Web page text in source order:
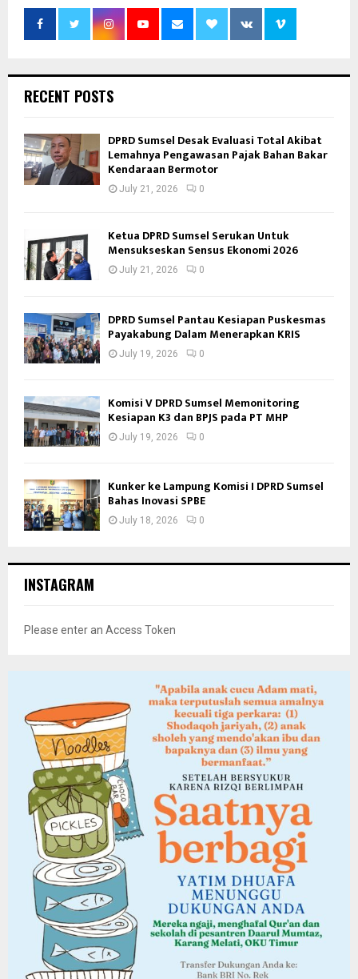
RECENT POSTS
DPRD Sumsel Desak Evaluasi Total Akibat
Lemahnya Pengawasan Pajak Bahan Bakar
Kendaraan Bermotor
July 21, 2026 0
Ketua DPRD Sumsel Serukan Untuk
Mensukseskan Sensus Ekonomi 2026
July 21, 2026 0
DPRD Sumsel Pantau Kesiapan Puskesmas
Payakabung Dalam Menerapkan KRIS
July 19, 2026 0
Komisi V DPRD Sumsel Memonitoring
Kesiapan K3 dan BPJS pada PT MHP
July 19, 2026 0
Kunker ke Lampung Komisi I DPRD Sumsel
Bahas Inovasi SPBE
July 18, 2026 0
INSTAGRAM
Please enter an Access Token